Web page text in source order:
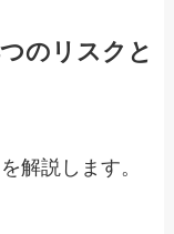
のリスクと
解説します。